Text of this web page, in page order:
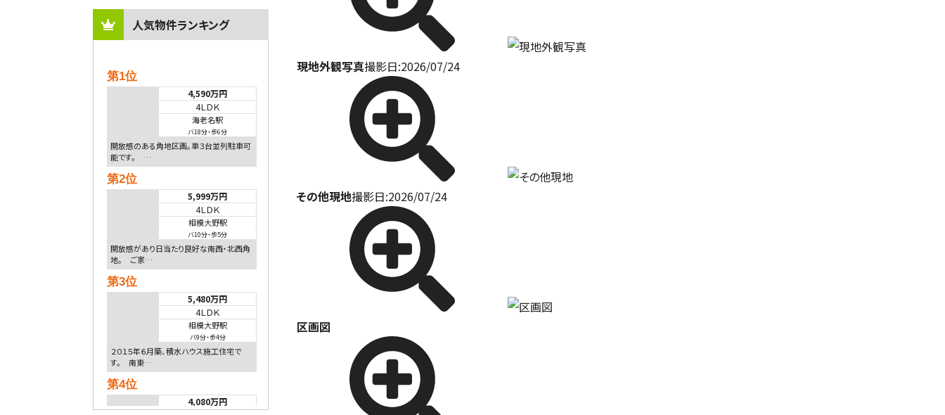
人気物件ランキング
第1位
4,590万円
4ＬＤＫ
海老名駅
バ18分・歩6分
開放感のある角地区画。車３台並列駐車可
能です。 …
第2位
5,999万円
4ＬＤＫ
相模大野駅
バ10分・歩5分
開放感があり日当たり良好な南西・北西角
地。 ご家…
第3位
5,480万円
4ＬＤＫ
相模大野駅
バ9分・歩4分
２０１５年６月築、積水ハウス施工住宅で
す。 南東…
第4位
4,080万円
現地外観写真撮影日:2026/07/24
その他現地撮影日:2026/07/24
区画図